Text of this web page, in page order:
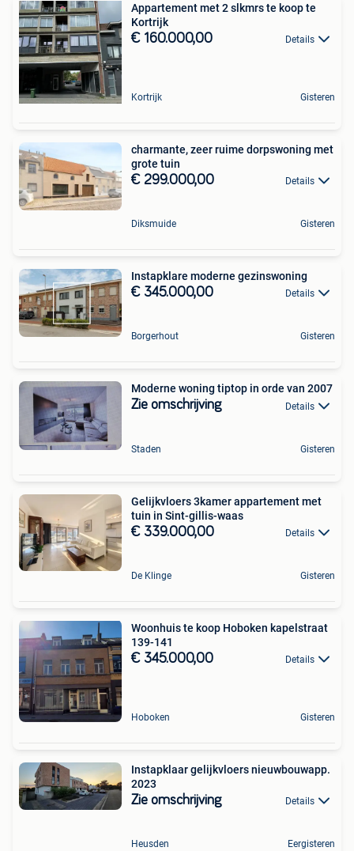
Appartement met 2 slkmrs te koop te
Kortrijk
€ 160.000,00 Details
Kortrijk Gisteren
charmante, zeer ruime dorpswoning met
grote tuin
€ 299.000,00 Details
Diksmuide Gisteren
Instapklare moderne gezinswoning
€ 345.000,00 Details
Borgerhout Gisteren
Moderne woning tiptop in orde van 2007
Zie omschrijving Details
Staden Gisteren
Gelijkvloers 3kamer appartement met
tuin in Sint-gillis-waas
€ 339.000,00 Details
De Klinge Gisteren
Woonhuis te koop Hoboken kapelstraat
139-141
€ 345.000,00 Details
Hoboken Gisteren
Instapklaar gelijkvloers nieuwbouwapp.
2023
Zie omschrijving Details
Heusden Eergisteren